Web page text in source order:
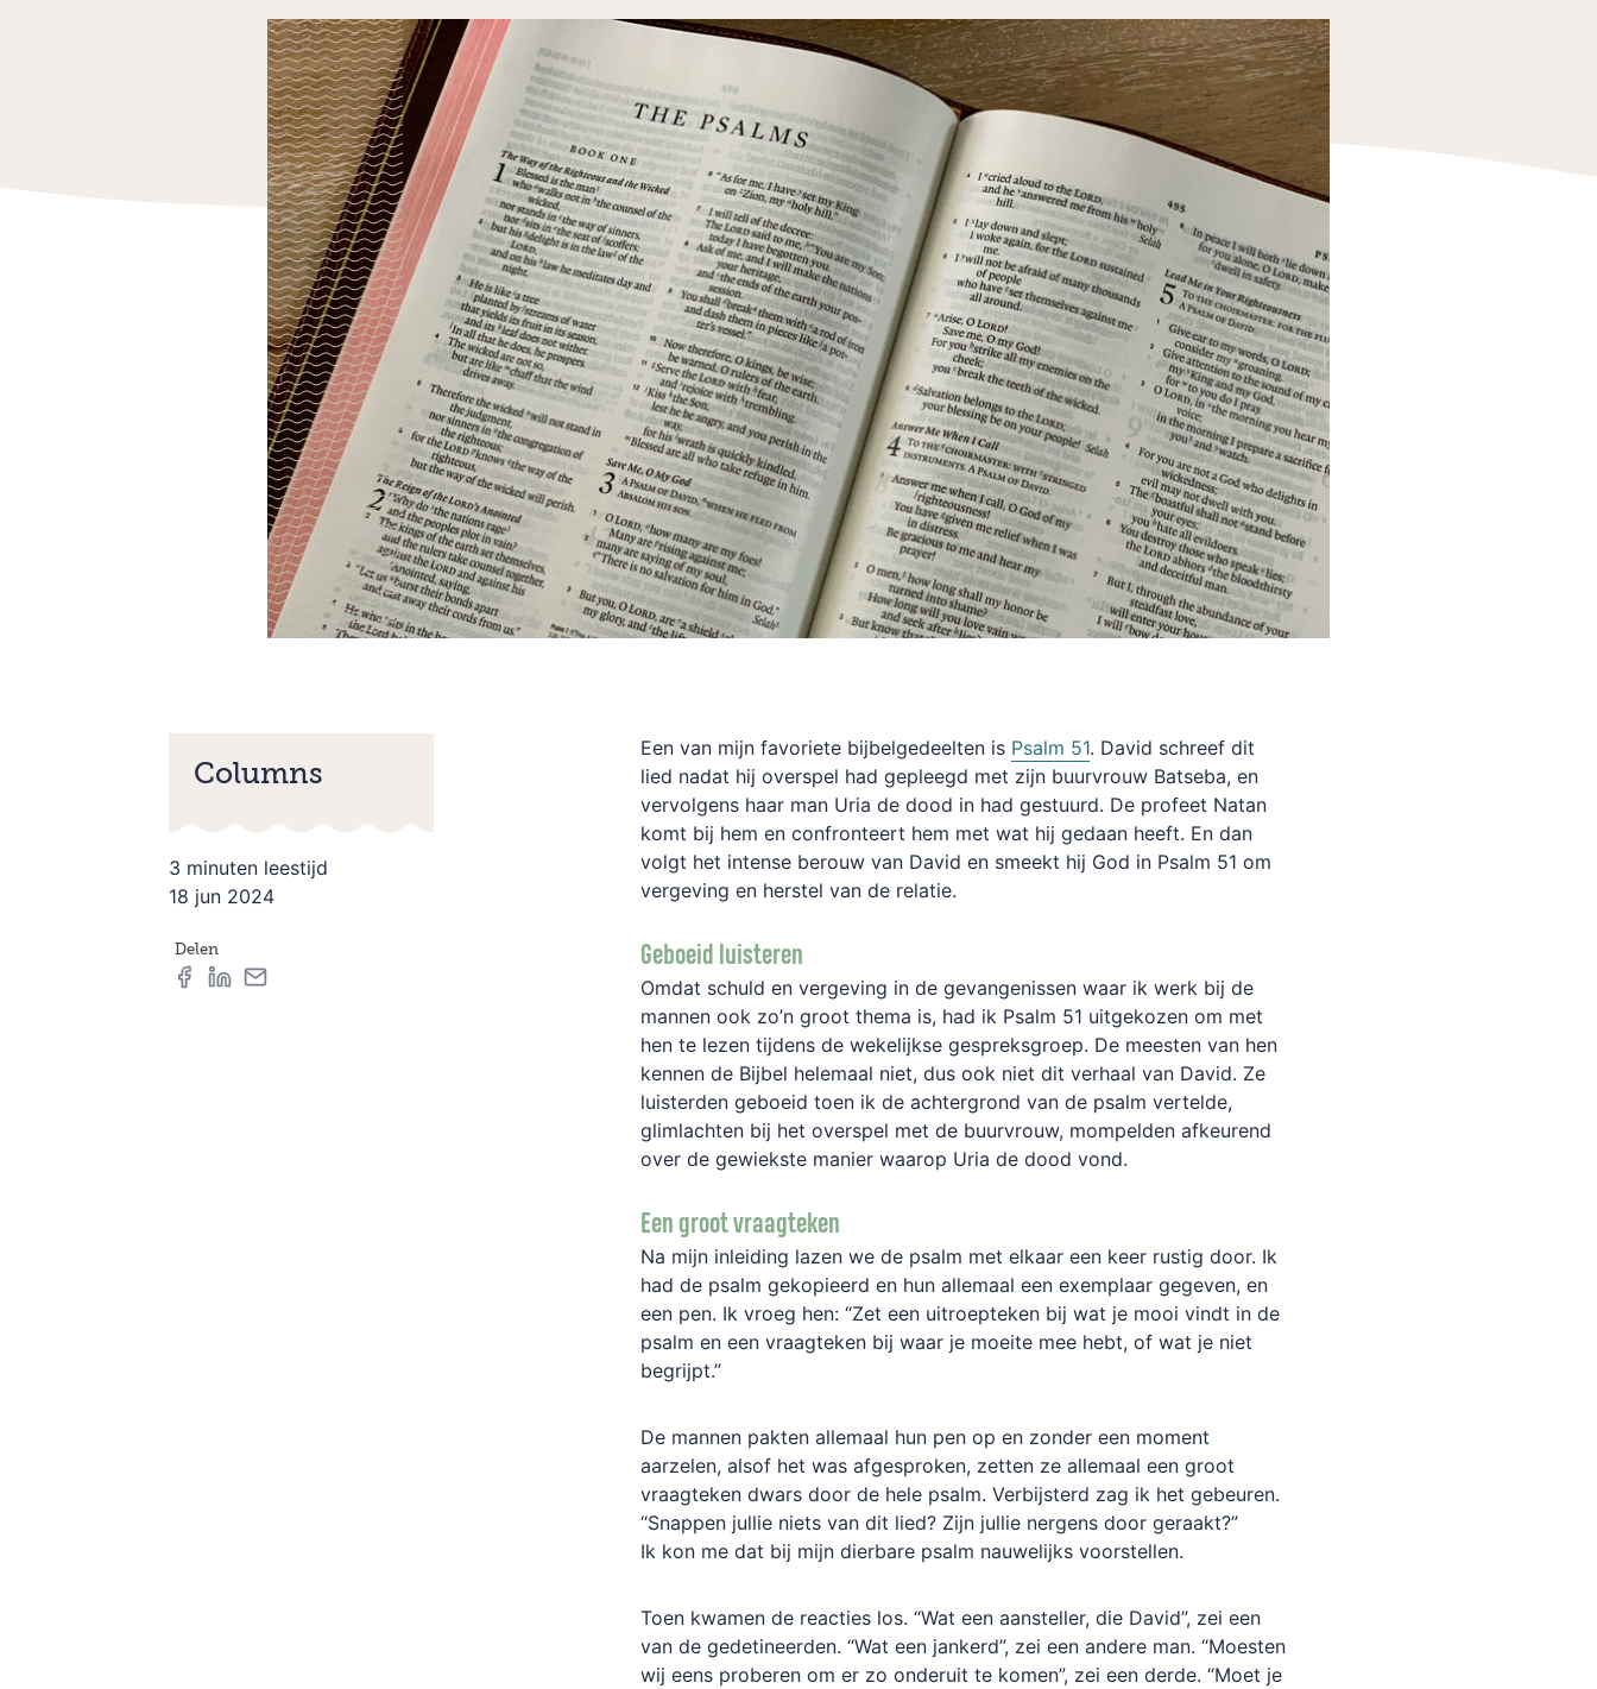
Een van mijn favoriete bijbelgedeelten is Psalm 51. David schreef dit
lied nadat hij overspel had gepleegd met zijn buurvrouw Batseba, en
vervolgens haar man Uria de dood in had gestuurd. De profeet Natan
komt bij hem en confronteert hem met wat hij gedaan heeft. En dan
volgt het intense berouw van David en smeekt hij God in Psalm 51 om
vergeving en herstel van de relatie.
Geboeid luisteren
Omdat schuld en vergeving in de gevangenissen waar ik werk bij de
mannen ook zo’n groot thema is, had ik Psalm 51 uitgekozen om met
hen te lezen tijdens de wekelijkse gespreksgroep. De meesten van hen
kennen de Bijbel helemaal niet, dus ook niet dit verhaal van David. Ze
luisterden geboeid toen ik de achtergrond van de psalm vertelde,
glimlachten bij het overspel met de buurvrouw, mompelden afkeurend
over de gewiekste manier waarop Uria de dood vond.
Een groot vraagteken
Na mijn inleiding lazen we de psalm met elkaar een keer rustig door. Ik
had de psalm gekopieerd en hun allemaal een exemplaar gegeven, en
een pen. Ik vroeg hen: “Zet een uitroepteken bij wat je mooi vindt in de
psalm en een vraagteken bij waar je moeite mee hebt, of wat je niet
begrijpt.”
De mannen pakten allemaal hun pen op en zonder een moment
aarzelen, alsof het was afgesproken, zetten ze allemaal een groot
vraagteken dwars door de hele psalm. Verbijsterd zag ik het gebeuren.
“Snappen jullie niets van dit lied? Zijn jullie nergens door geraakt?”
Ik kon me dat bij mijn dierbare psalm nauwelijks voorstellen.
Toen kwamen de reacties los. “Wat een aansteller, die David”, zei een
van de gedetineerden. “Wat een jankerd”, zei een andere man. “Moesten
wij eens proberen om er zo onderuit te komen”, zei een derde. “Moet je
Columns
3 minuten leestijd
18 jun 2024
Delen